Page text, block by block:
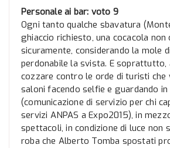
Personale ai bar: voto 9
Ogni tanto qualche sbavatura
ghiaccio richiesto, una cocacola non
sicuramente, considerando la mole
perdonabile la svista. E soprattutto,
cozzare contro le orde di turisti che
saloni facendo selfie e guardando in
(comunicazione di servizio per chi
servizi ANPAS a Expo2015), in
spettacoli, in condizione di luce non
roba che Alberto Tomba spostati